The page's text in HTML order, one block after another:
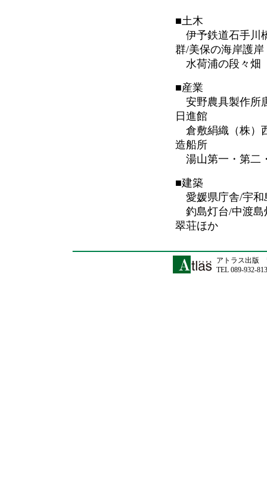
■土木
伊予鉄道石手川
群/美保の海岸護岸
水荷浦の段々
■産業
安野農具製作所
日進館
倉敷絹織（株）
造船所
湯山第一・第二
■建築
愛媛県庁舎/宇和
釣島灯台/中渡島
翠荘ほか
アトラス出版
TEL 089-932-